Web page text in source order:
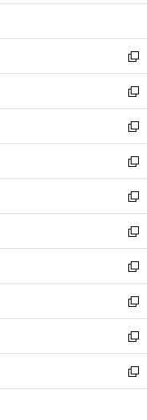
開
ウ
開
く
ン
ウ
で
開
く
ウ
ン
ド
ウ
で
開
く
し
ウ
ィ
ン
ド
ウ
で
開
く
新
し
い
ウ
ィ
ン
ド
ウ
で
開
く
新
し
い
ウ
ィ
ン
ド
ウ
で
開
く
新
し
い
ウ
ィ
ン
ド
ウ
で
開
く
新
し
い
ウ
ィ
ン
ド
ウ
で
開
く
新
し
い
ウ
ィ
ン
ド
ウ
で
開
く
新
し
い
ウ
ィ
ン
ド
ウ
で
開
新
し
い
ウ
ィ
ン
ド
ウ
新
し
い
ウ
ィ
ン
新
し
い
ウ
新
し